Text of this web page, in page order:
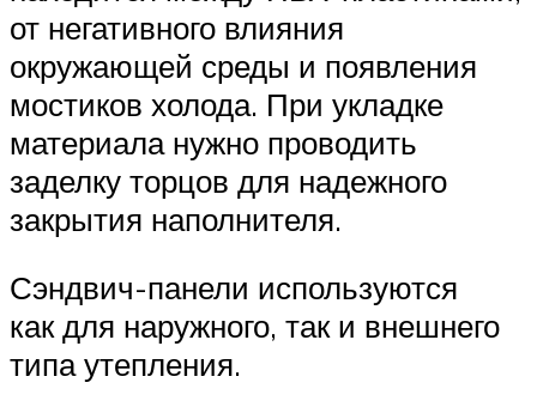
от негативного влияния
окружающей среды и появления
мостиков холода. При укладке
материала нужно проводить
заделку торцов для надежного
закрытия наполнителя.
Сэндвич-панели используются
как для наружного, так и внешнего
типа утепления.